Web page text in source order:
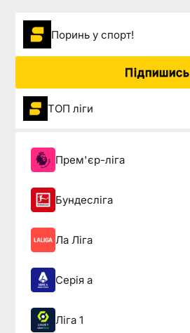
Поринь у спорт!
Підпишись
ТОП ліги
Прем'єр-ліга
Бундесліга
Ла Ліга
Серія а
Ліга 1